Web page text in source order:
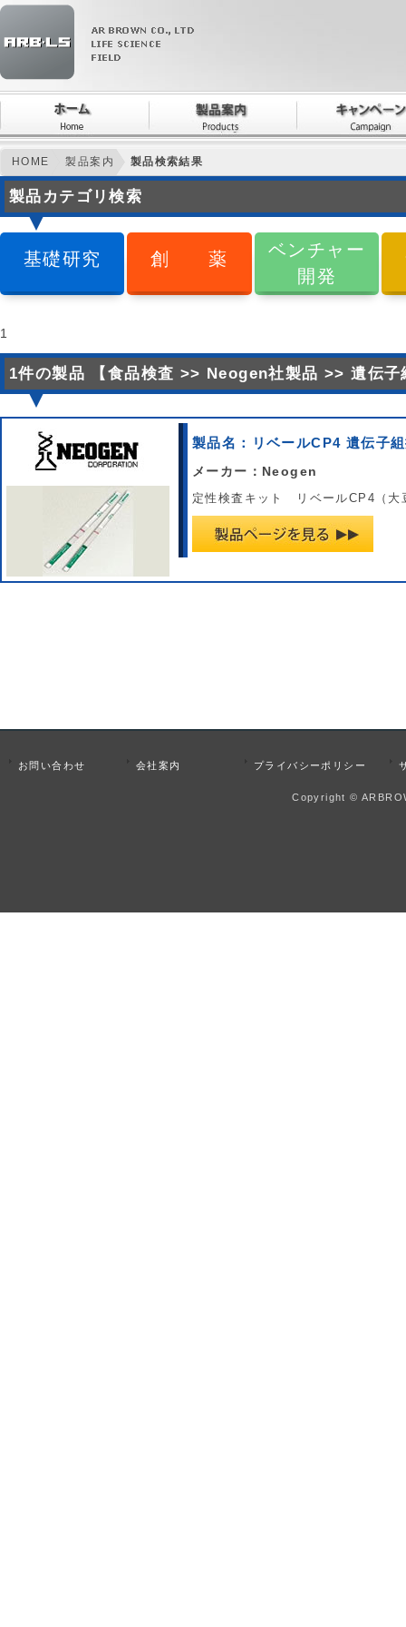
HOME 製品案内 製品検索結果
製品カテゴリ検索
基礎研究 創 薬
ベンチャー
開発
1
1件の製品 【食品検査 >> Neogen社製品 >> 遺伝子
製品名：リベールCP4 遺伝子
メーカー：Neogen
定性検査キット リベールCP4（大
お問い合わせ 会社案内 プライバシーポリシー
Copyright ©